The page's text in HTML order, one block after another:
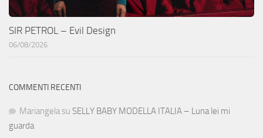
SIR PETROL – Evil Design
06/08/2026
COMMENTI RECENTI
Mariangela su SELLY BABY MODELLA ITALIA – Luna lei mi
guarda